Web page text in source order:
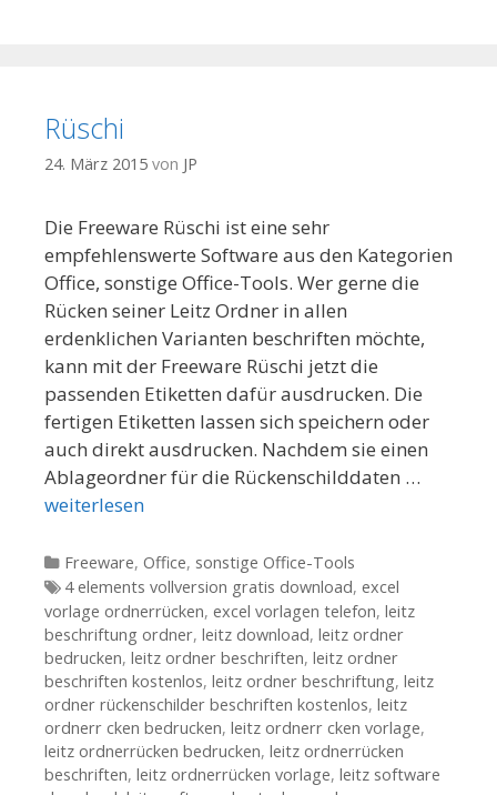
Rüschi
24. März 2015 von JP
Die Freeware Rüschi ist eine sehr
empfehlenswerte Software aus den Kategorien
Office, sonstige Office-Tools. Wer gerne die
Rücken seiner Leitz Ordner in allen
erdenklichen Varianten beschriften möchte,
kann mit der Freeware Rüschi jetzt die
passenden Etiketten dafür ausdrucken. Die
fertigen Etiketten lassen sich speichern oder
auch direkt ausdrucken. Nachdem sie einen
Ablageordner für die Rückenschilddaten …
weiterlesen
Kategorien
Freeware, Office, sonstige Office-Tools
Tags
4 elements vollversion gratis download, excel
vorlage ordnerrücken, excel vorlagen telefon, leitz
beschriftung ordner, leitz download, leitz ordner
bedrucken, leitz ordner beschriften, leitz ordner
beschriften kostenlos, leitz ordner beschriftung, leitz
ordner rückenschilder beschriften kostenlos, leitz
ordnerr cken bedrucken, leitz ordnerr cken vorlage,
leitz ordnerrücken bedrucken, leitz ordnerrücken
beschriften, leitz ordnerrücken vorlage, leitz software